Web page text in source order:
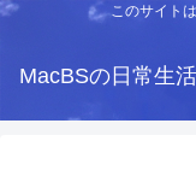
このサイトは
MacBSの日常生